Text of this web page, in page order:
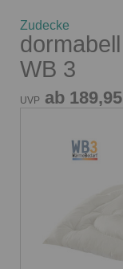
Zudecke
WB 3
UVP ab